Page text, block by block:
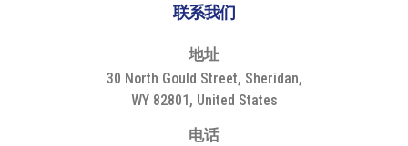
联系我们
地址
30 North Gould Street, Sheridan,
WY 82801, United States
电话